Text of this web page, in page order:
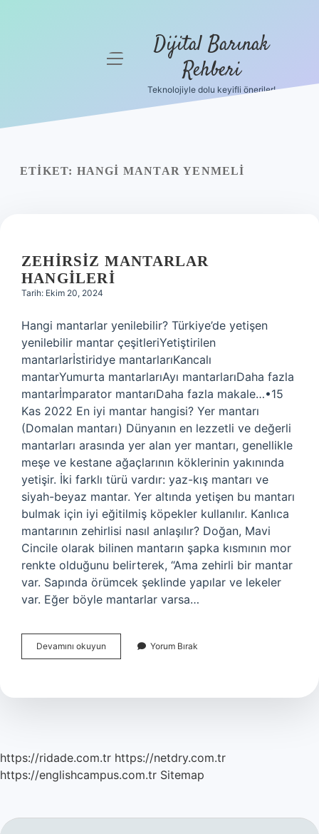
menüyü
Dijital Barınak
Rehberi
Teknolojiyle dolu keyifli öneriler!
ETIKET: HANGI MANTAR YENMELI
ZEHIRSIZ MANTARLAR
HANGILERI
Tarih: Ekim 20, 2024
Hangi mantarlar yenilebilir? Türkiye’de yetişen
yenilebilir mantar çeşitleriYetiştirilen
mantarlarİstiridye mantarlarıKancalı
mantarYumurta mantarlarıAyı mantarlarıDaha fazla
mantarİmparator mantarıDaha fazla makale…•15
Kas 2022 En iyi mantar hangisi? Yer mantarı
(Domalan mantarı) Dünyanın en lezzetli ve değerli
mantarları arasında yer alan yer mantarı, genellikle
meşe ve kestane ağaçlarının köklerinin yakınında
yetişir. İki farklı türü vardır: yaz-kış mantarı ve
siyah-beyaz mantar. Yer altında yetişen bu mantarı
bulmak için iyi eğitilmiş köpekler kullanılır. Kanlıca
mantarının zehirlisi nasıl anlaşılır? Doğan, Mavi
Cincile olarak bilinen mantarın şapka kısmının mor
renkte olduğunu belirterek, “Ama zehirli bir mantar
var. Sapında örümcek şeklinde yapılar ve lekeler
var. Eğer böyle mantarlar varsa…
Devamını okuyun
Mantarlar
Yorum Bırak
https://ridade.com.tr https://netdry.com.tr
https://englishcampus.com.tr Sitemap